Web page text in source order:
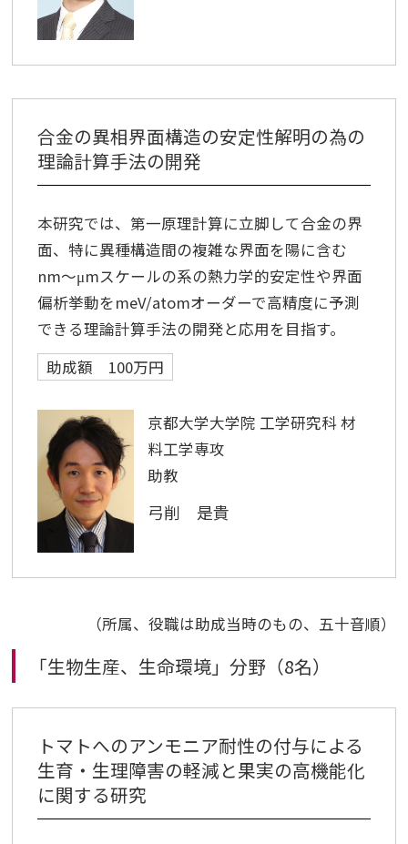
合金の異相界面構造の安定性解明の為の
理論計算手法の開発
本研究では、第一原理計算に立脚して合金の界
面、特に異種構造間の複雑な界面を陽に含む
nm～μmスケールの系の熱力学的安定性や界面
偏析挙動をmeV/atomオーダーで高精度に予測
できる理論計算手法の開発と応用を目指す。
助成額 100万円
京都大学大学院 工学研究科 材
料工学専攻
助教
弓削 是貴
（所属、役職は助成当時のもの、五十音順）
「生物生産、生命環境」分野（8名）
トマトへのアンモニア耐性の付与による
生育・生理障害の軽減と果実の高機能化
に関する研究